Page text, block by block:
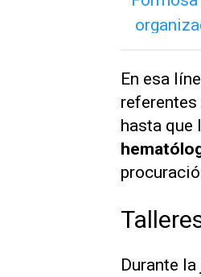
En esa
hasta que
Durante